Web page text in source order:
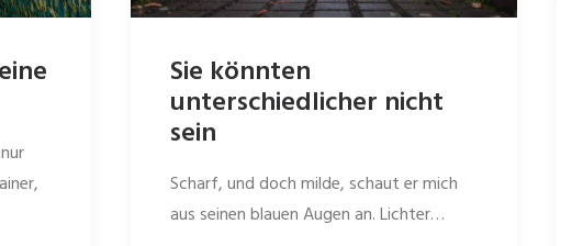
Sie könnten
unterschiedlicher nicht
sein
Scharf, und doch milde, schaut er mich
aus seinen blauen Augen an. Lichter…